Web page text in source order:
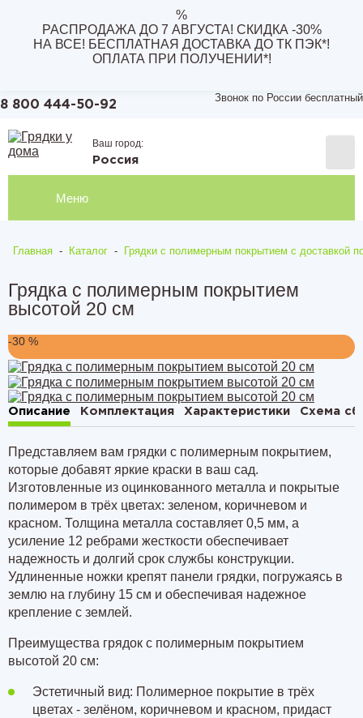
%
РАСПРОДАЖА ДО 7 АВГУСТА! СКИДКА -30%
НА ВСЕ! БЕСПЛАТНАЯ ДОСТАВКА ДО ТК ПЭК*!
ОПЛАТА ПРИ ПОЛУЧЕНИИ*!
8 800 444-50-92
Звонок по России бесплатный
Ваш город:
Россия
Меню
Главная - Каталог - Грядки с полимерным покрытием с доставкой
Грядка с полимерным покрытием
высотой 20 см
-30 %
Описание Комплектация Характеристики Схема
Представляем вам грядки с полимерным покрытием,
которые добавят яркие краски в ваш сад.
Изготовленные из оцинкованного металла и покрытые
полимером в трёх цветах: зеленом, коричневом и
красном. Толщина металла составляет 0,5 мм, а
усиление 12 ребрами жесткости обеспечивает
надежность и долгий срок службы конструкции.
Удлиненные ножки крепят панели грядки, погружаясь в
землю на глубину 15 см и обеспечивая надежное
крепление с землей.
Преимущества грядок с полимерным покрытием
высотой 20 см:
Эстетичный вид: Полимерное покрытие в трёх
цветах - зелёном, коричневом и красном, придаст